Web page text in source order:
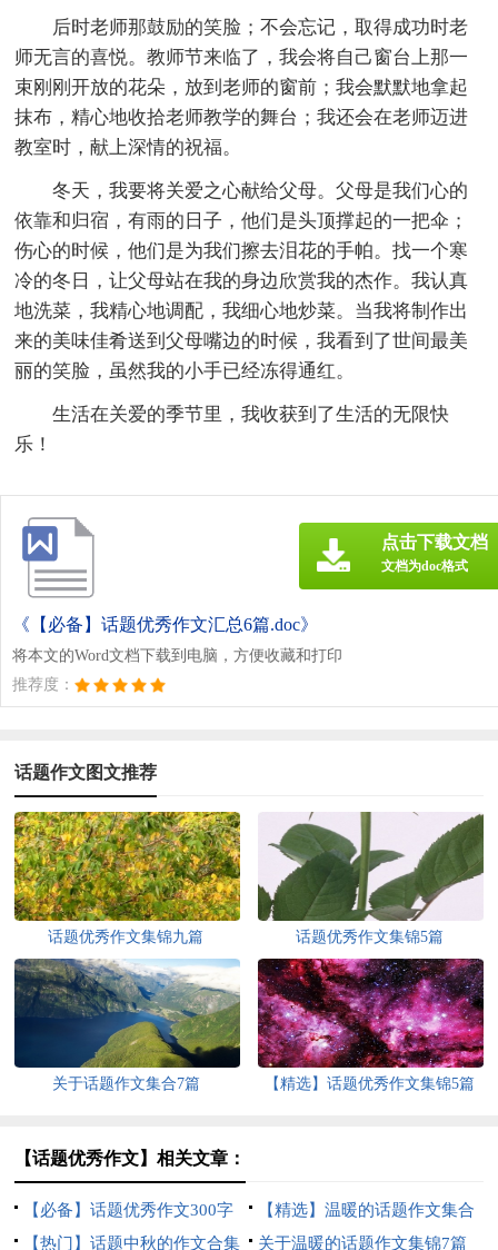
后时老师那鼓励的笑脸；不会忘记，取得成功时老
师无言的喜悦。教师节来临了，我会将自己窗台上那一
束刚刚开放的花朵，放到老师的窗前；我会默默地拿起
抹布，精心地收拾老师教学的舞台；我还会在老师迈进
教室时，献上深情的祝福。
冬天，我要将关爱之心献给父母。父母是我们心的
依靠和归宿，有雨的日子，他们是头顶撑起的一把伞；
伤心的时候，他们是为我们擦去泪花的手帕。找一个寒
冷的冬日，让父母站在我的身边欣赏我的杰作。我认真
地洗菜，我精心地调配，我细心地炒菜。当我将制作出
来的美味佳肴送到父母嘴边的时候，我看到了世间最美
丽的笑脸，虽然我的小手已经冻得通红。
生活在关爱的季节里，我收获到了生活的无限快
乐！
《【必备】话题优秀作文汇总6篇.doc》
将本文的Word文档下载到电脑，方便收藏和打印
推荐度：
点击下载文档
文档为doc格式
话题作文图文推荐
话题优秀作文集锦九篇 话题优秀作文集锦5篇
关于话题作文集合7篇 【精选】话题优秀作文集锦5篇
【话题优秀作文】相关文章：
【必备】话题优秀作文300字
集合七篇
【精选】温暖的话题作文集合
十篇
【热门】话题中秋的作文合集 关于温暖的话题作文集锦7篇